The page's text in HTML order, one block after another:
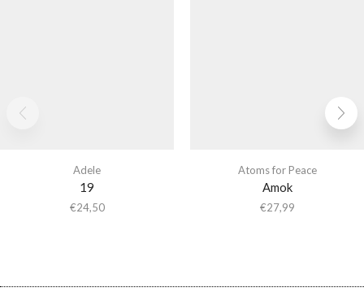
Adele
19
€24,50
Atoms for Peace
Amok
€27,99